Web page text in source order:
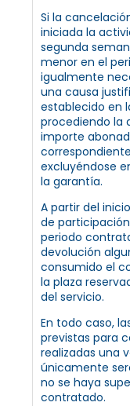
Si la
iniciada la
segunda
menor en el
igualmente
una causa
establecido en
procediendo la
importe
excluyéndose
la garantía.
A partir del
de
periodo
devolución
consumido el
la plaza
del servicio.
En todo caso,
previstas para
realizadas una
únicamente
no se haya
contratado.